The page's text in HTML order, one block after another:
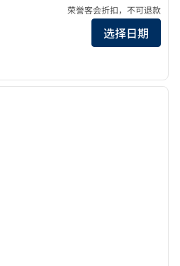
格罗夫酒店详情
荣誉客会折扣，不可退款
选择日期
1/12
下一